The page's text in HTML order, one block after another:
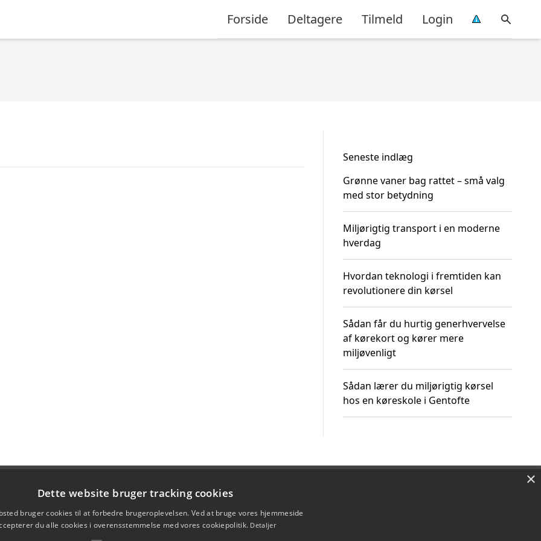
Forside Deltagere Tilmeld Login
Seneste indlæg
Grønne vaner bag rattet – små valg
med stor betydning
Miljørigtig transport i en moderne
hverdag
Hvordan teknologi i fremtiden kan
revolutionere din kørsel
Sådan får du hurtig generhvervelse
af kørekort og kører mere
miljøvenligt
Sådan lærer du miljørigtig kørsel
hos en køreskole i Gentofte
×
Dette website bruger tracking cookies
bruger cookies til at forbedre brugeroplevelsen. Ved at bruge vores hjemmeside
du alle cookies i overensstemmelse med vores cookiepolitik. Detaljer